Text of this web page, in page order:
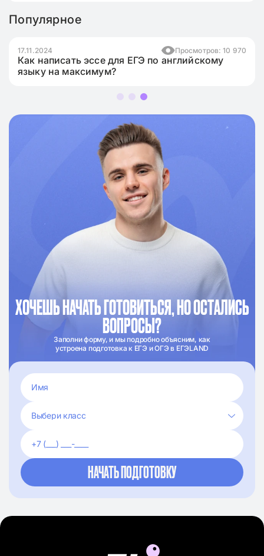
ХОЧЕШЬ НАЧАТЬ ГОТОВИТЬСЯ, НО ОСТАЛИСЬ
ВОПРОСЫ?
Заполни форму, и мы подробно объясним, как
устроена подготовка к ЕГЭ и ОГЭ в ЕГЭLAND
Популярное
17.11.2024 Просмотров: 10 970
Как написать эссе для ЕГЭ по английскому
языку на максимум?